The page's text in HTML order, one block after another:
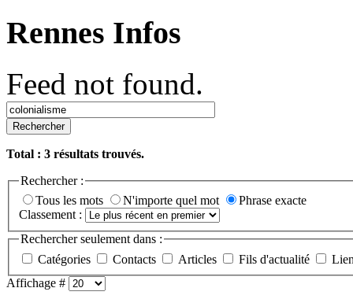
Rennes Infos
Feed not found.
Rechercher
Total : 3 résultats trouvés.
Rechercher :
Tous les mots
N'importe quel mot
Phrase exacte
Classement :
Rechercher seulement dans :
Catégories
Contacts Articles Fils d'actualité
Affichage #